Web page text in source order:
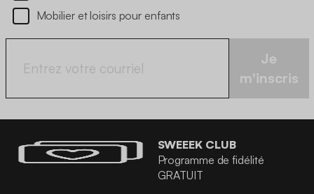
Mobilier et loisirs pour enfants
Je
m'inscris
SWEEEK CLUB
Programme de fidélité
GRATUIT